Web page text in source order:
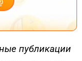
публикации